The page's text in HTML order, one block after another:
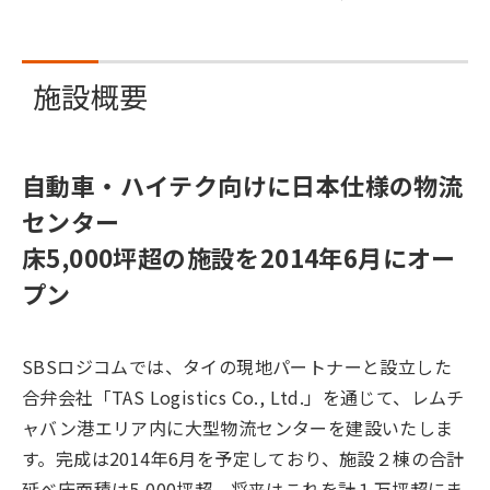
施設概要
自動車・ハイテク向けに日本仕様の物流
センター
床5,000坪超の施設を2014年6月にオー
プン
SBSロジコムでは、タイの現地パートナーと設立した
合弁会社「TAS Logistics Co., Ltd.」を通じて、レムチ
ャバン港エリア内に大型物流センターを建設いたしま
す。完成は2014年6月を予定しており、施設２棟の合計